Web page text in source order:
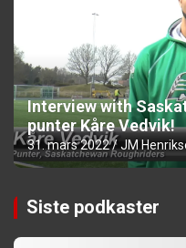
Interview with
punter Kåre Vedvik!
31. mars 2022 JM
Siste podkaster